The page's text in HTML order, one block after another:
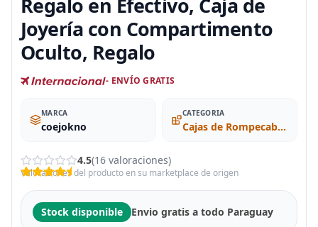
Regalo en Efectivo, Caja de
Joyería con Compartimento
Oculto, Regalo
- ENVÍO GRATIS
MARCA
coejokno
CATEGORIA
Cajas de Rompecabezas
4.5(16 valoraciones)
Valoraciones del producto en su marketplace de origen
Stock disponible Envio gratis a todo Paraguay